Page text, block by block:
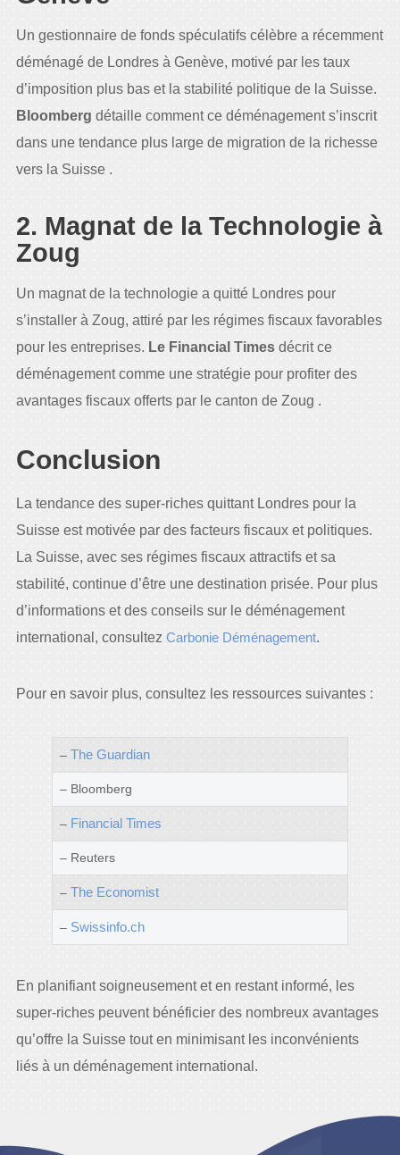
Un gestionnaire de fonds spéculatifs célèbre a récemment
déménagé de Londres à Genève, motivé par les taux
d’imposition plus bas et la stabilité politique de la Suisse.
Bloomberg détaille comment ce déménagement s’inscrit
dans une tendance plus large de migration de la richesse
vers la Suisse .
2. Magnat de la Technologie à
Zoug
Un magnat de la technologie a quitté Londres pour
s’installer à Zoug, attiré par les régimes fiscaux favorables
pour les entreprises. Le Financial Timesdécrit ce
déménagement comme une stratégie pour profiter des
avantages fiscaux offerts par le canton de Zoug .
Conclusion
La tendance des super-riches quittant Londres pour la
Suisse est motivée par des facteurs fiscaux et politiques.
La Suisse, avec ses régimes fiscaux attractifs et sa
stabilité, continue d’être une destination prisée. Pour plus
d’informations et des conseils sur le déménagement
international, consultez Carbonie Déménagement.
Pour en savoir plus, consultez les ressources suivantes :
– The Guardian
– Bloomberg
– Financial Times
– Reuters
– The Economist
– Swissinfo.ch
En planifiant soigneusement et en restant informé, les
super-riches peuvent bénéficier des nombreux avantages
qu’offre la Suisse tout en minimisant les inconvénients
liés à un déménagement international.